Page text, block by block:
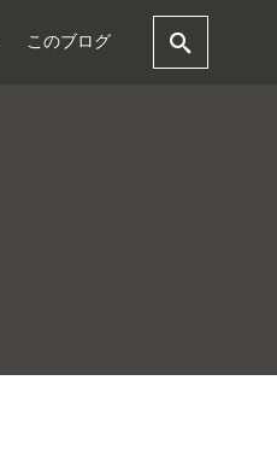
このブログ